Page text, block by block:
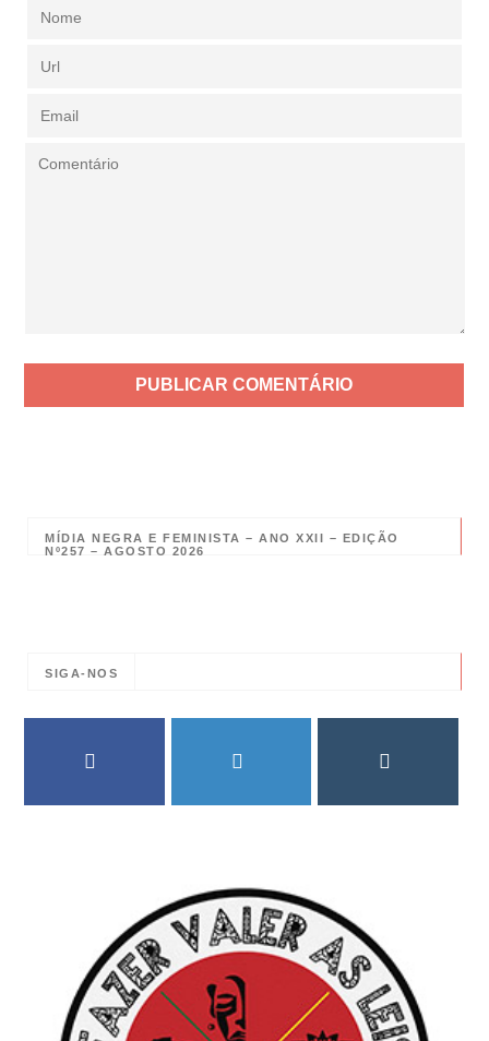
MÍDIA NEGRA E FEMINISTA – ANO XXII – EDIÇÃO
Nº257 – AGOSTO 2026
SIGA-NOS